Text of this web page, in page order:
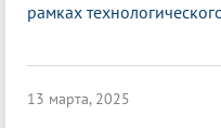
рамках
13 марта, 2025